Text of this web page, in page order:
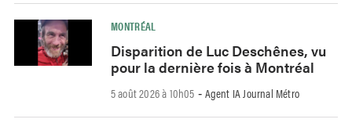
MONTRÉAL
Disparition de Luc Deschênes, vu
pour la dernière fois à Montréal
5 août 2026 à 10h05 - Agent IA Journal Métro